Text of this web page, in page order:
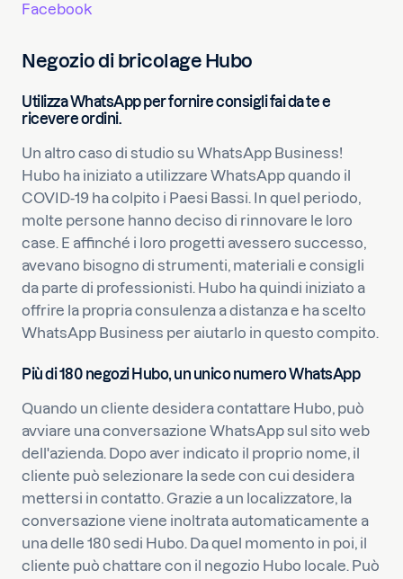
Facebook
Negozio di bricolage Hubo
Utilizza WhatsApp per fornire consigli fai da te e
ricevere ordini.
Un altro caso di studio su WhatsApp Business!
Hubo ha iniziato a utilizzare WhatsApp quando il
COVID-19 ha colpito i Paesi Bassi. In quel periodo,
molte persone hanno deciso di rinnovare le loro
case. E affinché i loro progetti avessero successo,
avevano bisogno di strumenti, materiali e consigli
da parte di professionisti. Hubo ha quindi iniziato a
offrire la propria consulenza a distanza e ha scelto
WhatsApp Business per aiutarlo in questo compito.
Più di 180 negozi Hubo, un unico numero WhatsApp
Quando un cliente desidera contattare Hubo, può
avviare una conversazione WhatsApp sul sito web
dell'azienda. Dopo aver indicato il proprio nome, il
cliente può selezionare la sede con cui desidera
mettersi in contatto. Grazie a un localizzatore, la
conversazione viene inoltrata automaticamente a
una delle 180 sedi Hubo. Da quel momento in poi, il
cliente può chattare con il negozio Hubo locale. Può